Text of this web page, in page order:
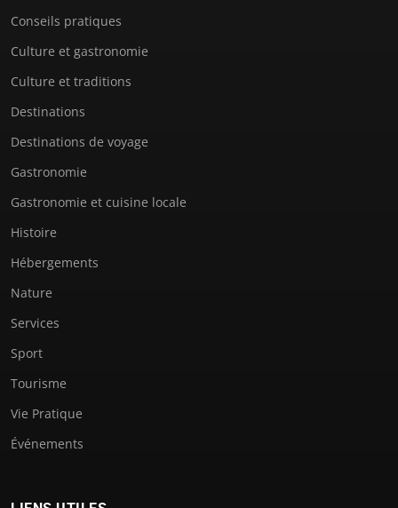
Conseils pratiques
Culture et gastronomie
Culture et traditions
Destinations
Destinations de voyage
Gastronomie
Gastronomie et cuisine locale
Histoire
Hébergements
Nature
Services
Sport
Tourisme
Vie Pratique
Événements